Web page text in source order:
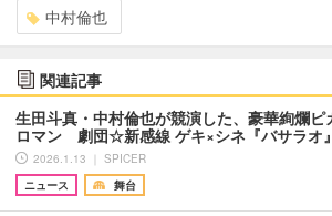
中村倫也
関連記事
生田斗真・中村倫也が競演した、豪華絢爛ピ
ロマン 劇団☆新感線 ゲキ×シネ『バサラオ
2026.1.13 ｜ SPICER
ニュース
舞台